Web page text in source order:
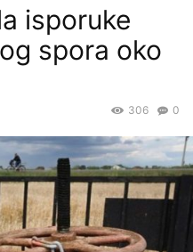
isporuke
spora oko
0
306